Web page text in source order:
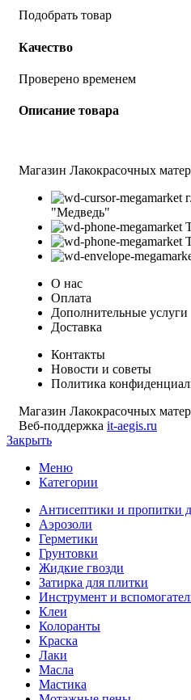
Подобрать товар
Качество
Проверено временем
Описание товара
Магазин Лакокрасочных
"Медведь"
О нас
Оплата
Дополнительные услуги
Доставка
Контакты
Новости и советы
Политика
Магазин Лакокрасочных
Веб-поддержка it-aegis.ru
Закрыть
Меню
Категории
Антисептики и пропитки
Аэрозоли
Герметики
Грунтовки
Жидкие гвозди
Затирка для плитки
Инструмент и
Клеи
Колоранты
Краска
Лаки
Масла
Мастика